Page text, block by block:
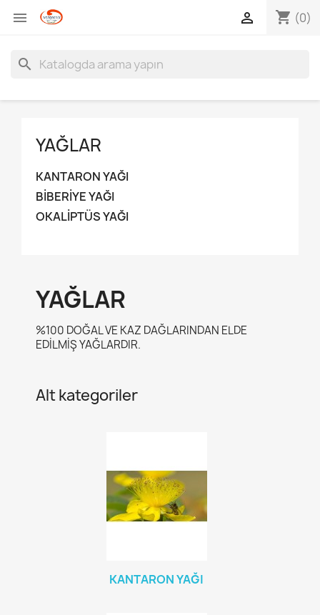
 shopping_cart (0)

search
YAĞLAR
KANTARON YAĞI
BİBERİYE YAĞI
OKALİPTÜS YAĞI
YAĞLAR
%100 DOĞAL VE KAZ DAĞLARINDAN ELDE
EDİLMİŞ YAĞLARDIR.
Alt kategoriler
KANTARON YAĞI